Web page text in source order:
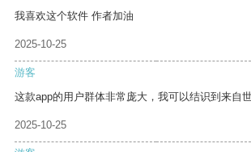
我喜欢这个软件 作者加油
2025-10-25
游客
这款app的用户群体非常庞大，我可以结识到来自
2025-10-25